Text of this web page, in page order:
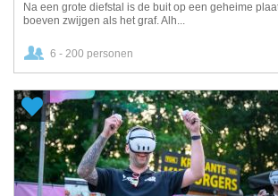
Na een grote diefstal is de buit op een geheime
boeven zwijgen als het graf. Alh...
6 - 200 personen